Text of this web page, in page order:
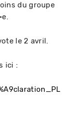
du groupe
le 2 avril.
ici :